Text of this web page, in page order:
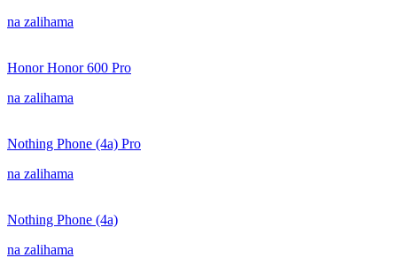
na zalihama
Honor Honor 600 Pro
na zalihama
Nothing Phone (4a) Pro
na zalihama
Nothing Phone (4a)
na zalihama